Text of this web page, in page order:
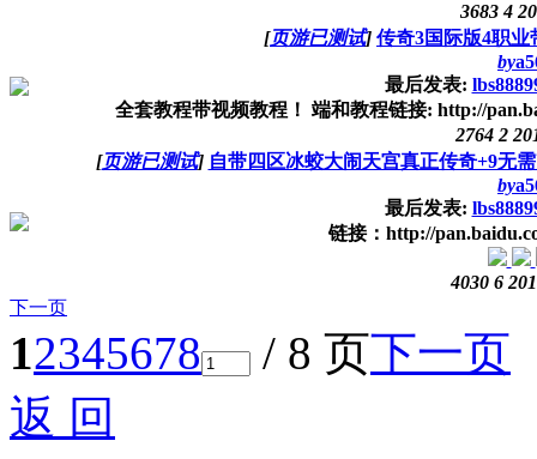
3683 4
[页游已测试] 传奇3国际版4职
by
最后发表:
全套教程带视频教程！ 端和教程链接: http://
2764 2
[页游已测试] 自带四区冰蛟大闹天宫真正传奇+9无
by
最后发表:
链接：http://
4030 6
下一页
12345678 / 8 页下一页
返 回